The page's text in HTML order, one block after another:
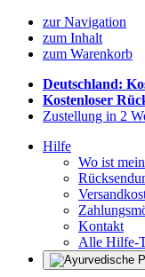
zur Navigation
zum Inhalt
zum Warenkorb
Deutschland:
Kostenloser
Zustellung in 2
Hilfe
Wo ist
Kontakt
Alle Hilfe-